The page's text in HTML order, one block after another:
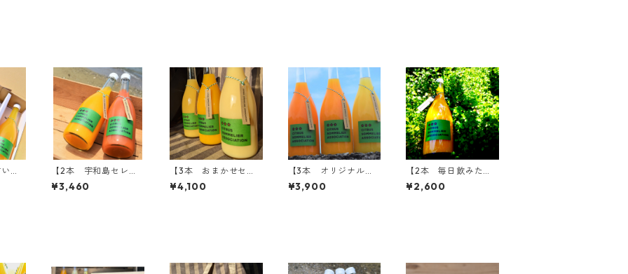
【2本 宇和島セレク
ト】柑橘ジュースセッ
ト（温州みかん・ブラ
¥3,460
【3本 おまかせセレ
クト】柑橘ジュースセ
ット（おまかせ3種）
¥4,100
【3本 オリジナルミ
ックス】柑橘ジュース
セット（おひさまMI
¥3,900
【2本 毎日飲みた
い】温州みかんジュー
スセット
¥2,600